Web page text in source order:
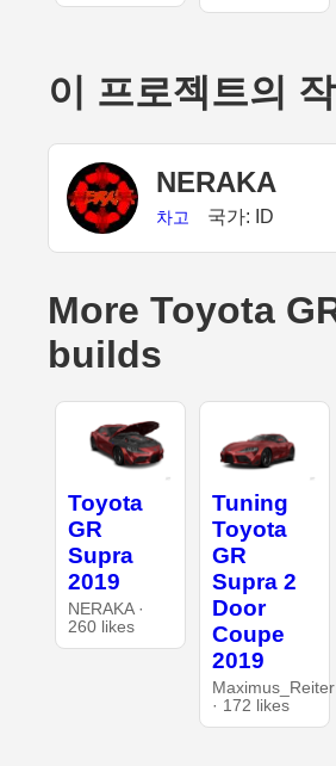
이 프로젝트의
NERAKA
차고 국가: ID
More Toyota
builds
Toyota
GR
Supra
2019
NERAKA ·
260 likes
Tuning
Toyota
GR
Supra 2
Door
Coupe
2019
Maximus_Reiter
· 172 likes